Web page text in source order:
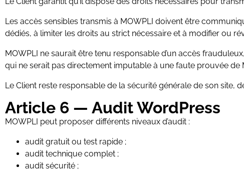
Les accès sensibles transmis à MOWPLI doivent être
dédiés, à limiter les droits au strict nécessaire et à modifier ou
MOWPLI ne saurait être tenu responsable d’un accès
qui ne serait pas directement imputable à une faute prouvée de
Le Client reste responsable de la sécurité générale de son site,
Article 6 — Audit WordPress
MOWPLI peut proposer différents niveaux d’audit :
audit gratuit ou test rapide ;
audit technique complet ;
audit sécurité ;